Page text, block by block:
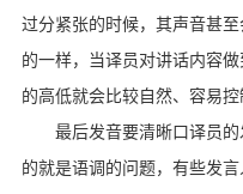
过分紧张的时候，其声音甚
的一样，当译员对讲话内容
的高低就会比较自然、容易控
最后发音要清晰口译员
的就是语调的问题，有些发